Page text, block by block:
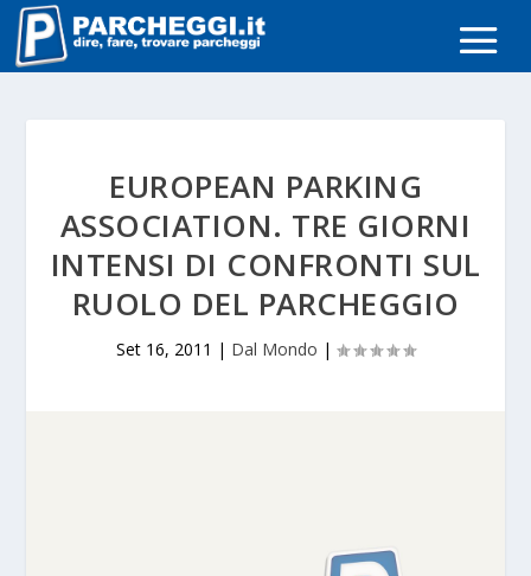
EUROPEAN PARKING
ASSOCIATION. TRE GIORNI
INTENSI DI CONFRONTI SUL
RUOLO DEL PARCHEGGIO
Set 16, 2011 | Dal Mondo |